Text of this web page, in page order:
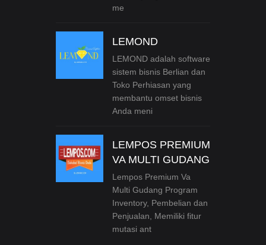
me
LEMOND
LEMOND adalah software
sistem bisnis Berlian dan
Toko Perhiasan yang
membantu omset bisnis
Anda meni
LEMPOS PREMIUM
VA MULTI GUDANG
Lempos Premium Va
Multi Gudang Program
Inventory, Pembelian dan
Penjualan, Memiliki fitur
mutasi ant